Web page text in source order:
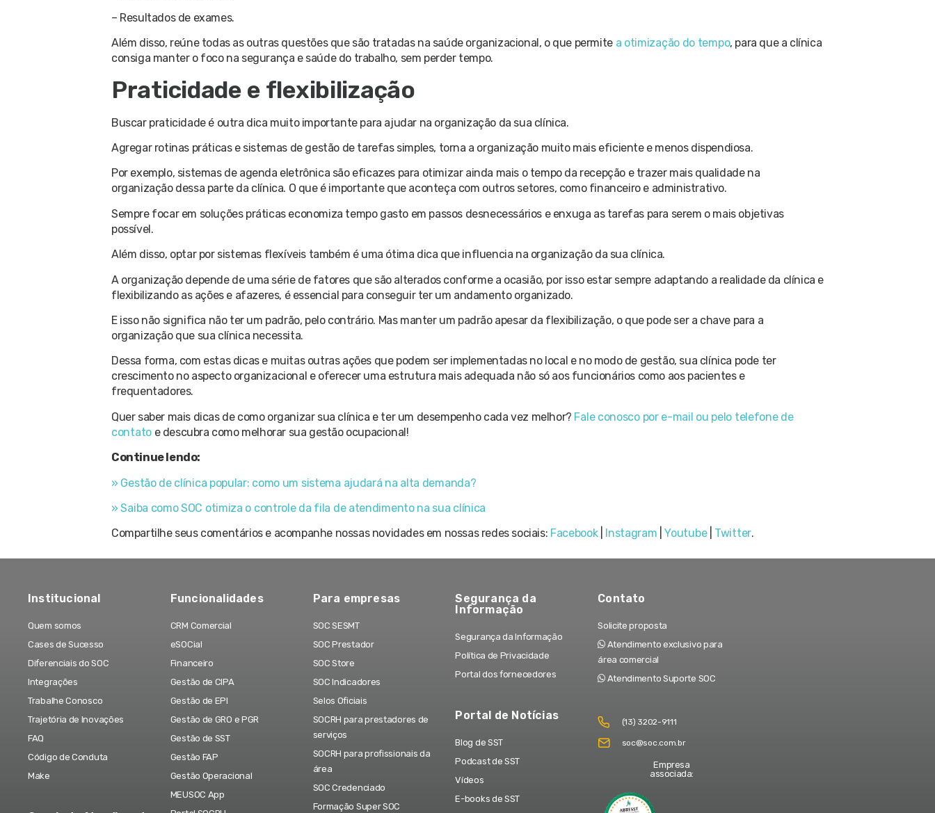
– Resultados de exames.
Além disso, reúne todas as outras questões que são tratadas na saúde organizacional, o que permitea otimização do tempo, para que a clínica
consiga manter o foco na segurança e saúde do trabalho, sem perder tempo.
Praticidade e flexibilização
Buscar praticidade é outra dica muito importante para ajudar na organização da sua clínica.
Agregar rotinas práticas e sistemas de gestão de tarefas simples, torna a organização muito mais eficiente e menos dispendiosa.
Por exemplo, sistemas de agenda eletrônica são eficazes para otimizar ainda mais o tempo da recepção e trazer mais qualidade na
organização dessa parte da clínica. O que é importante que aconteça com outros setores, como financeiro e administrativo.
Sempre focar em soluções práticas economiza tempo gasto em passos desnecessários e enxuga as tarefas para serem o mais objetivas
possível.
Além disso, optar por sistemas flexíveis também é uma ótima dica que influencia na organização da sua clínica.
A organização depende de uma série de fatores que são alterados conforme a ocasião, por isso estar sempre adaptando a realidade da clínica e
flexibilizando as ações e afazeres, é essencial para conseguir ter um andamento organizado.
E isso não significa não ter um padrão, pelo contrário. Mas manter um padrão apesar da flexibilização, o que pode ser a chave para a
organização que sua clínica necessita.
Dessa forma, com estas dicas e muitas outras ações que podem ser implementadas no local e no modo de gestão, sua clínica pode ter
crescimento no aspecto organizacional e oferecer uma estrutura mais adequada não só aos funcionários como aos pacientes e
frequentadores.
Quer saber mais dicas de como organizar sua clínica e ter um desempenho cada vez melhor? Fale conosco por e-mail ou pelo telefone de
contatoe descubra como melhorar sua gestão ocupacional!
Continue lendo:
» Gestão de clínica popular: como um sistema ajudará na alta demanda?
» Saiba como SOC otimiza o controle da fila de atendimento na sua clínica
Compartilhe seus comentários e acompanhe nossas novidades em nossas redes sociais: Facebook| Instagram |Youtube| Twitter.
Institucional
Quem somos
Cases de Sucesso
Diferenciais do SOC
Integrações
Trabalhe Conosco
Trajetória de Inovações
FAQ
Código de Conduta
Make
Funcionalidades
CRM Comercial
eSOCial
Financeiro
Gestão de CIPA
Gestão de EPI
Gestão de GRO e PGR
Gestão de SST
Gestão FAP
Gestão Operacional
MEUSOC App
Para empresas
SOC SESMT
SOC Prestador
SOC Store
SOC Indicadores
Selos Oficiais
SOCRH para prestadores de
serviços
SOCRH para profissionais da
área
SOC Credenciado
Formação Super SOC
Segurança da
Informação
Segurança da Informação
Política de Privacidade
Portal dos fornecedores
Portal de Notícias
Blog de SST
Podcast de SST
Vídeos
E-books de SST
Contato
Solicite proposta
Atendimento exclusivo para
área comercial
Atendimento Suporte SOC
(13) 3202-9111
soc@soc.com.br
Empresa
associada: